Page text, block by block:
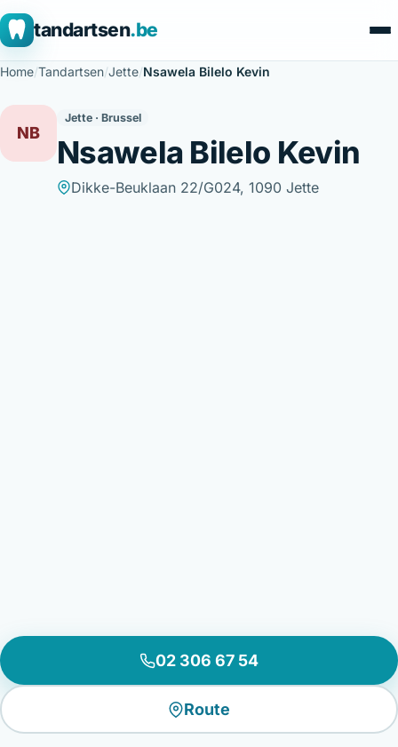
tandartsen.be
Home/Tandartsen/Jette/Nsawela Bilelo Kevin
NB
Jette · Brussel
Nsawela Bilelo Kevin
Dikke-Beuklaan 22/G024, 1090 Jette
02 306 67 54
Route